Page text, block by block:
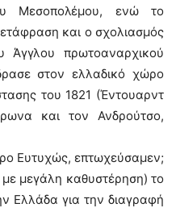
Μεσοπολέμου, ενώ το
και ο σχολιασμός
Άγγλου πρωτοαναρχικού
στον ελλαδικό χώρο
του 1821 (Έντουαρντ
και τον Ανδρούτσο,
Ευτυχώς, επτωχεύσαμεν;
μεγάλη καθυστέρηση) το
Ελλάδα για την διαγραφή